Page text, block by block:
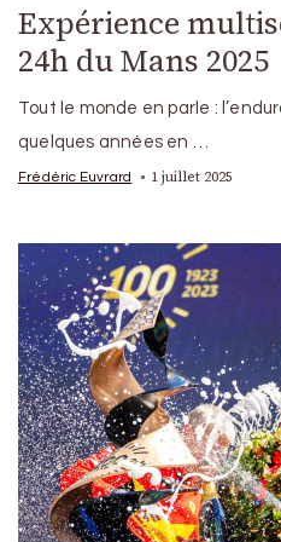
Expérience
24h du Mans 2025
Tout le monde en parle :
quelques années en …
Frédéric Euvrard 1 juillet 2025